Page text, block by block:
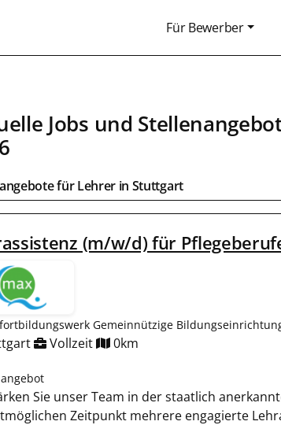
Für Bewerber
Jobs und
fürLehrer in Stuttgart
(m/w/d) für
Gemeinnützige
Vollzeit 0km
Sie unser Team in der staatlich
Zeitpunkt mehrere engagierte